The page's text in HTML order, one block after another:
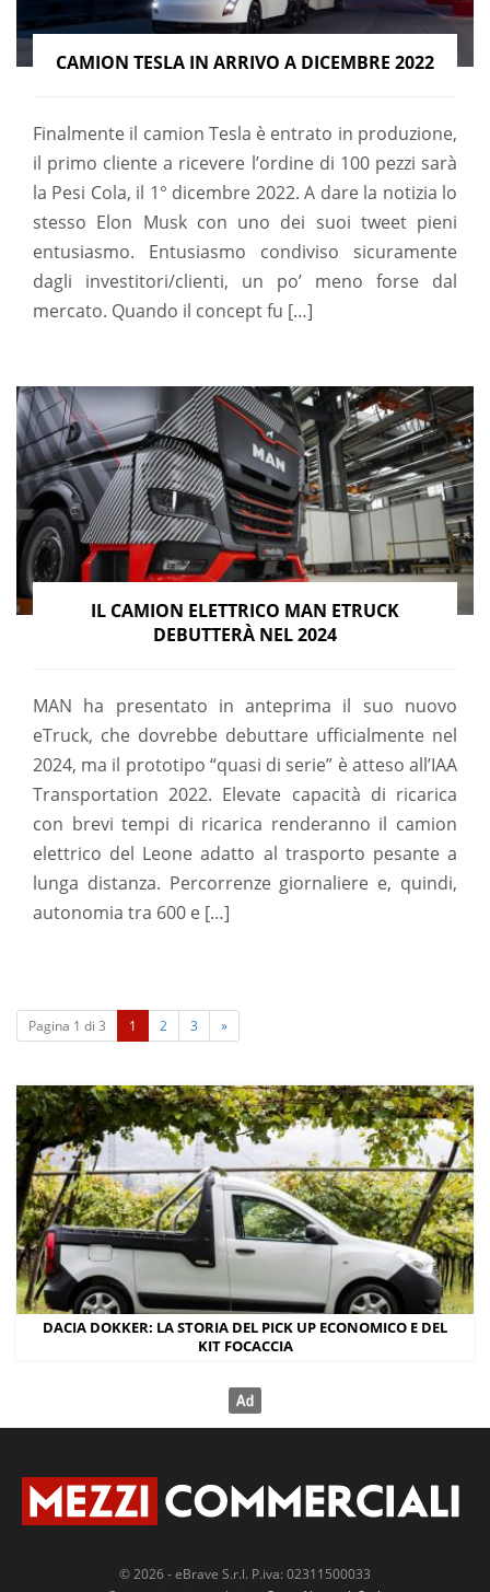
CAMION TESLA IN ARRIVO A DICEMBRE 2022
Finalmente il camion Tesla è entrato in produzione,
il primo cliente a ricevere l’ordine di 100 pezzi sarà
la Pesi Cola, il 1° dicembre 2022. A dare la notizia lo
stesso Elon Musk con uno dei suoi tweet pieni
entusiasmo. Entusiasmo condiviso sicuramente
dagli investitori/clienti, un po’ meno forse dal
mercato. Quando il concept fu […]
IL CAMION ELETTRICO MAN ETRUCK
DEBUTTERÀ NEL 2024
MAN ha presentato in anteprima il suo nuovo
eTruck, che dovrebbe debuttare ufficialmente nel
2024, ma il prototipo “quasi di serie” è atteso all’IAA
Transportation 2022. Elevate capacità di ricarica
con brevi tempi di ricarica renderanno il camion
elettrico del Leone adatto al trasporto pesante a
lunga distanza. Percorrenze giornaliere e, quindi,
autonomia tra 600 e […]
Pagina 1 di 3 1
c
r
e
n
)
2 3 »
DACIA DOKKER: LA STORIA DEL PICK UP ECONOMICO E DEL
KIT FOCACCIA
© 2026 - eBrave S.r.l. P.iva: 02311500033